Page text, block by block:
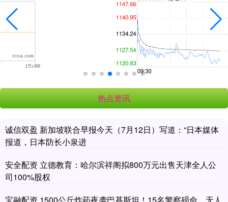
热点资讯
诚信双盈 新加坡联合早报今天（7月12日）写道：“日本媒体
报道，日本防长小泉进
安全配资 立德教育：哈尔滨祥阁拟800万元出售天津全人公
司100%股权
宝融配资 1500公斤炸药夜袭巴基斯坦！15名警察殒命，无人